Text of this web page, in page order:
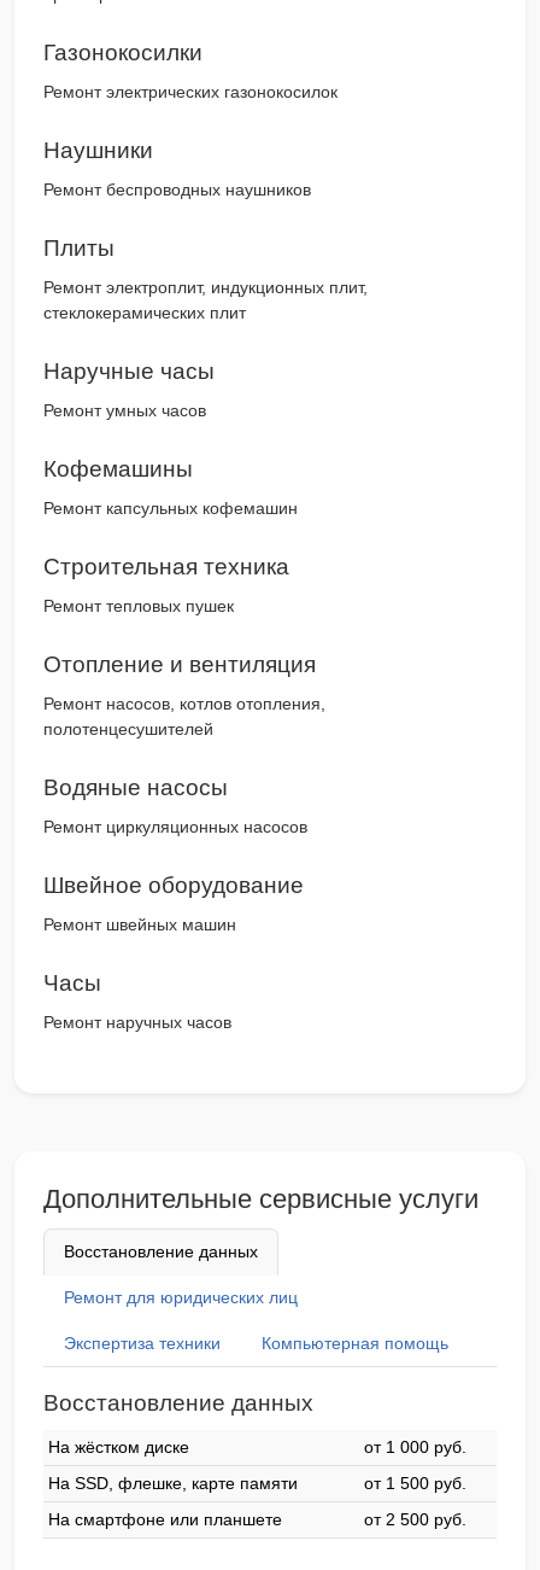
Газонокосилки
Ремонт электрических газонокосилок
Наушники
Ремонт беспроводных наушников
Плиты
Ремонт электроплит, индукционных плит,
стеклокерамических плит
Наручные часы
Ремонт умных часов
Кофемашины
Ремонт капсульных кофемашин
Строительная техника
Ремонт тепловых пушек
Отопление и вентиляция
Ремонт насосов, котлов отопления,
полотенцесушителей
Водяные насосы
Ремонт циркуляционных насосов
Швейное оборудование
Ремонт швейных машин
Часы
Ремонт наручных часов
Дополнительные сервисные услуги
Восстановление данных
Ремонт для юридических лиц
Экспертиза техники Компьютерная помощь
Восстановление данных
На жёстком диске
от 1 000 pyб.
На SSD, флешке, карте памяти
от 1 500 pyб.
На смартфоне или планшете
от 2 500 pyб.